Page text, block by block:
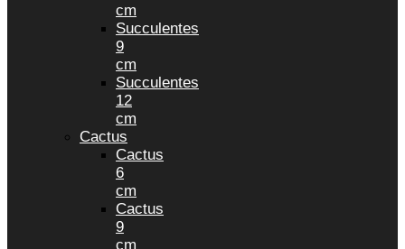
cm
Succulentes
9
cm
Succulentes
12
cm
Cactus
Cactus
6
cm
Cactus
9
cm